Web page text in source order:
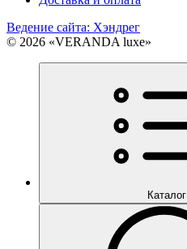
Ведение сайта: Хэндрег
© 2026 «VERANDA luxe»
Каталог